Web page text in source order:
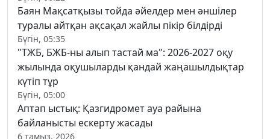
Баян Мақсатқызы тойда әйелдер мен әншілер
туралы айтқан ақсақал жайлы пікір білдірді
Бүгін, 05:35
"ТЖБ, БЖБ-ны алып тастай ма": 2026-2027 оқу
жылында оқушыларды қандай жаңашылдықтар
күтіп тұр
Бүгін, 05:00
Аптап ыстық: Қазгидромет ауа райына
байланысты ескерту жасады
6 тамыз, 2026